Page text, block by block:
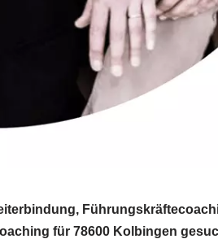
für 78600 Kolbingen